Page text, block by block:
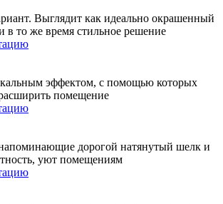
Выглядит как идеально окрашенный
в то же время стильное решение
эффектом, с помощью которых
помещение
дорогой натянутый шелк и
уют помещениям